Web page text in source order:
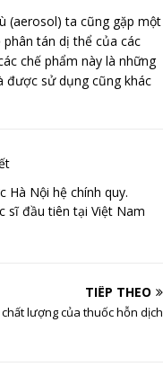
(aerosol) ta cũng gặp một
tán dị thể của các
chế phẩm này là những
được sử dụng cũng khác
Nội hệ chính quy.
sĩ đầu tiên tại Việt Nam
TIẾP THEO
lượng của thuốc hỗn dịch